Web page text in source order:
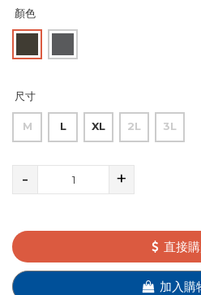
顏色
尺寸
M L XL 2L 3L
- +
直接
加入購